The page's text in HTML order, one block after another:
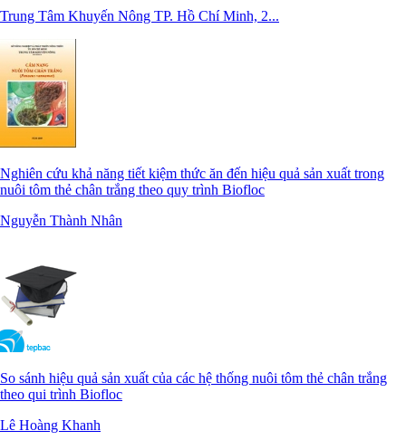
Trung Tâm Khuyến Nông TP. Hồ Chí Minh, 2...
Nghiên cứu khả năng tiết kiệm thức ăn đến hiệu quả sản xuất trong
nuôi tôm thẻ chân trắng theo quy trình Biofloc
Nguyễn Thành Nhân
So sánh hiệu quả sản xuất của các hệ thống nuôi tôm thẻ chân trắng
theo qui trình Biofloc
Lê Hoàng Khanh